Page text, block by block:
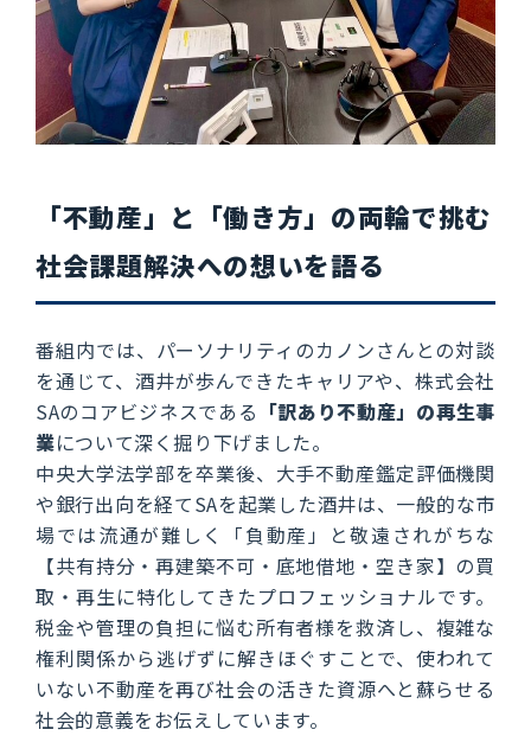
「不動産」と「働き方」の両輪で挑む
社会課題解決への想いを語る
番組内では、パーソナリティのカノンさんとの対談
を通じて、酒井が歩んできたキャリアや、株式会社
SAのコアビジネスである 「訳あり不動産」の再生事
業について深く掘り下げました。
中央大学法学部を卒業後、大手不動産鑑定評価機関
や銀行出向を経てSAを起業した酒井は、一般的な市
場では流通が難しく「負動産」と敬遠されがちな
【共有持分・再建築不可・底地借地・空き家】の買
取・再生に特化してきたプロフェッショナルです。
税金や管理の負担に悩む所有者様を救済し、複雑な
権利関係から逃げずに解きほぐすことで、使われて
いない不動産を再び社会の活きた資源へと蘇らせる
社会的意義をお伝えしています。